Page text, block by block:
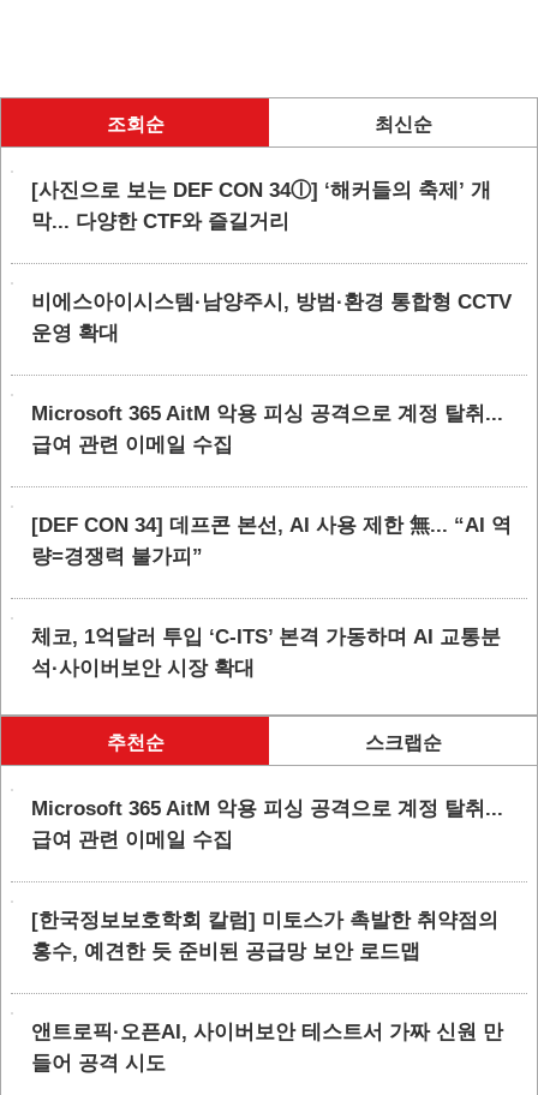
조회순 최신순
[사진으로 보는 DEF CON 34ⓛ] ‘해커들의 축제’ 개
막... 다양한 CTF와 즐길거리
비에스아이시스템·남양주시, 방범·환경 통합형 CCTV
운영 확대
Microsoft 365 AitM 악용 피싱 공격으로 계정 탈취...
급여 관련 이메일 수집
[DEF CON 34] 데프콘 본선, AI 사용 제한 無... “AI 역
량=경쟁력 불가피”
체코, 1억달러 투입 ‘C-ITS’ 본격 가동하며 AI 교통분
석·사이버보안 시장 확대
추천순 스크랩순
Microsoft 365 AitM 악용 피싱 공격으로 계정 탈취...
급여 관련 이메일 수집
[한국정보보호학회 칼럼] 미토스가 촉발한 취약점의
홍수, 예견한 듯 준비된 공급망 보안 로드맵
앤트로픽·오픈AI, 사이버보안 테스트서 가짜 신원 만
들어 공격 시도